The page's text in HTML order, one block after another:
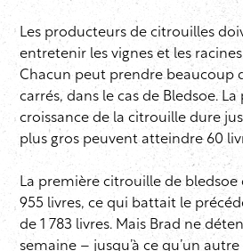
Les producteurs de citrouilles
entretenir les vignes et les
Chacun peut prendre beaucoup
carrés, dans le cas de Bledsoe.
croissance de la citrouille dure
plus gros peuvent atteindre 60
La première citrouille de bledsoe
955 livres, ce qui battait le
de 1 783 livres. Mais Brad ne
semaine – jusqu’à ce qu’un